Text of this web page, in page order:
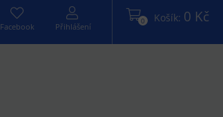
0 Košík: 0 Kč
Facebook Přihlášení